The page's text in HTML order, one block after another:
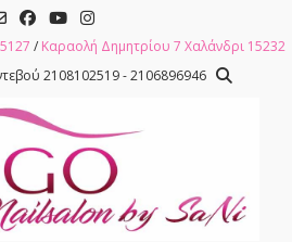
/ Καραολή Δημητρίου 7 Χαλάνδρι 15232
2108102519 - 2106896946